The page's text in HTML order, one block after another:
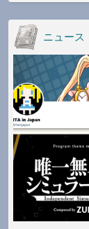
ニュース